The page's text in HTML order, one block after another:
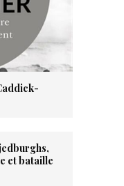
et bataille